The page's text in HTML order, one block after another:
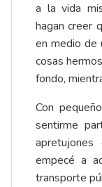
a la vida
hagan creer
en medio de
cosas
fondo,
Con
sentirme
empecé a
transporte